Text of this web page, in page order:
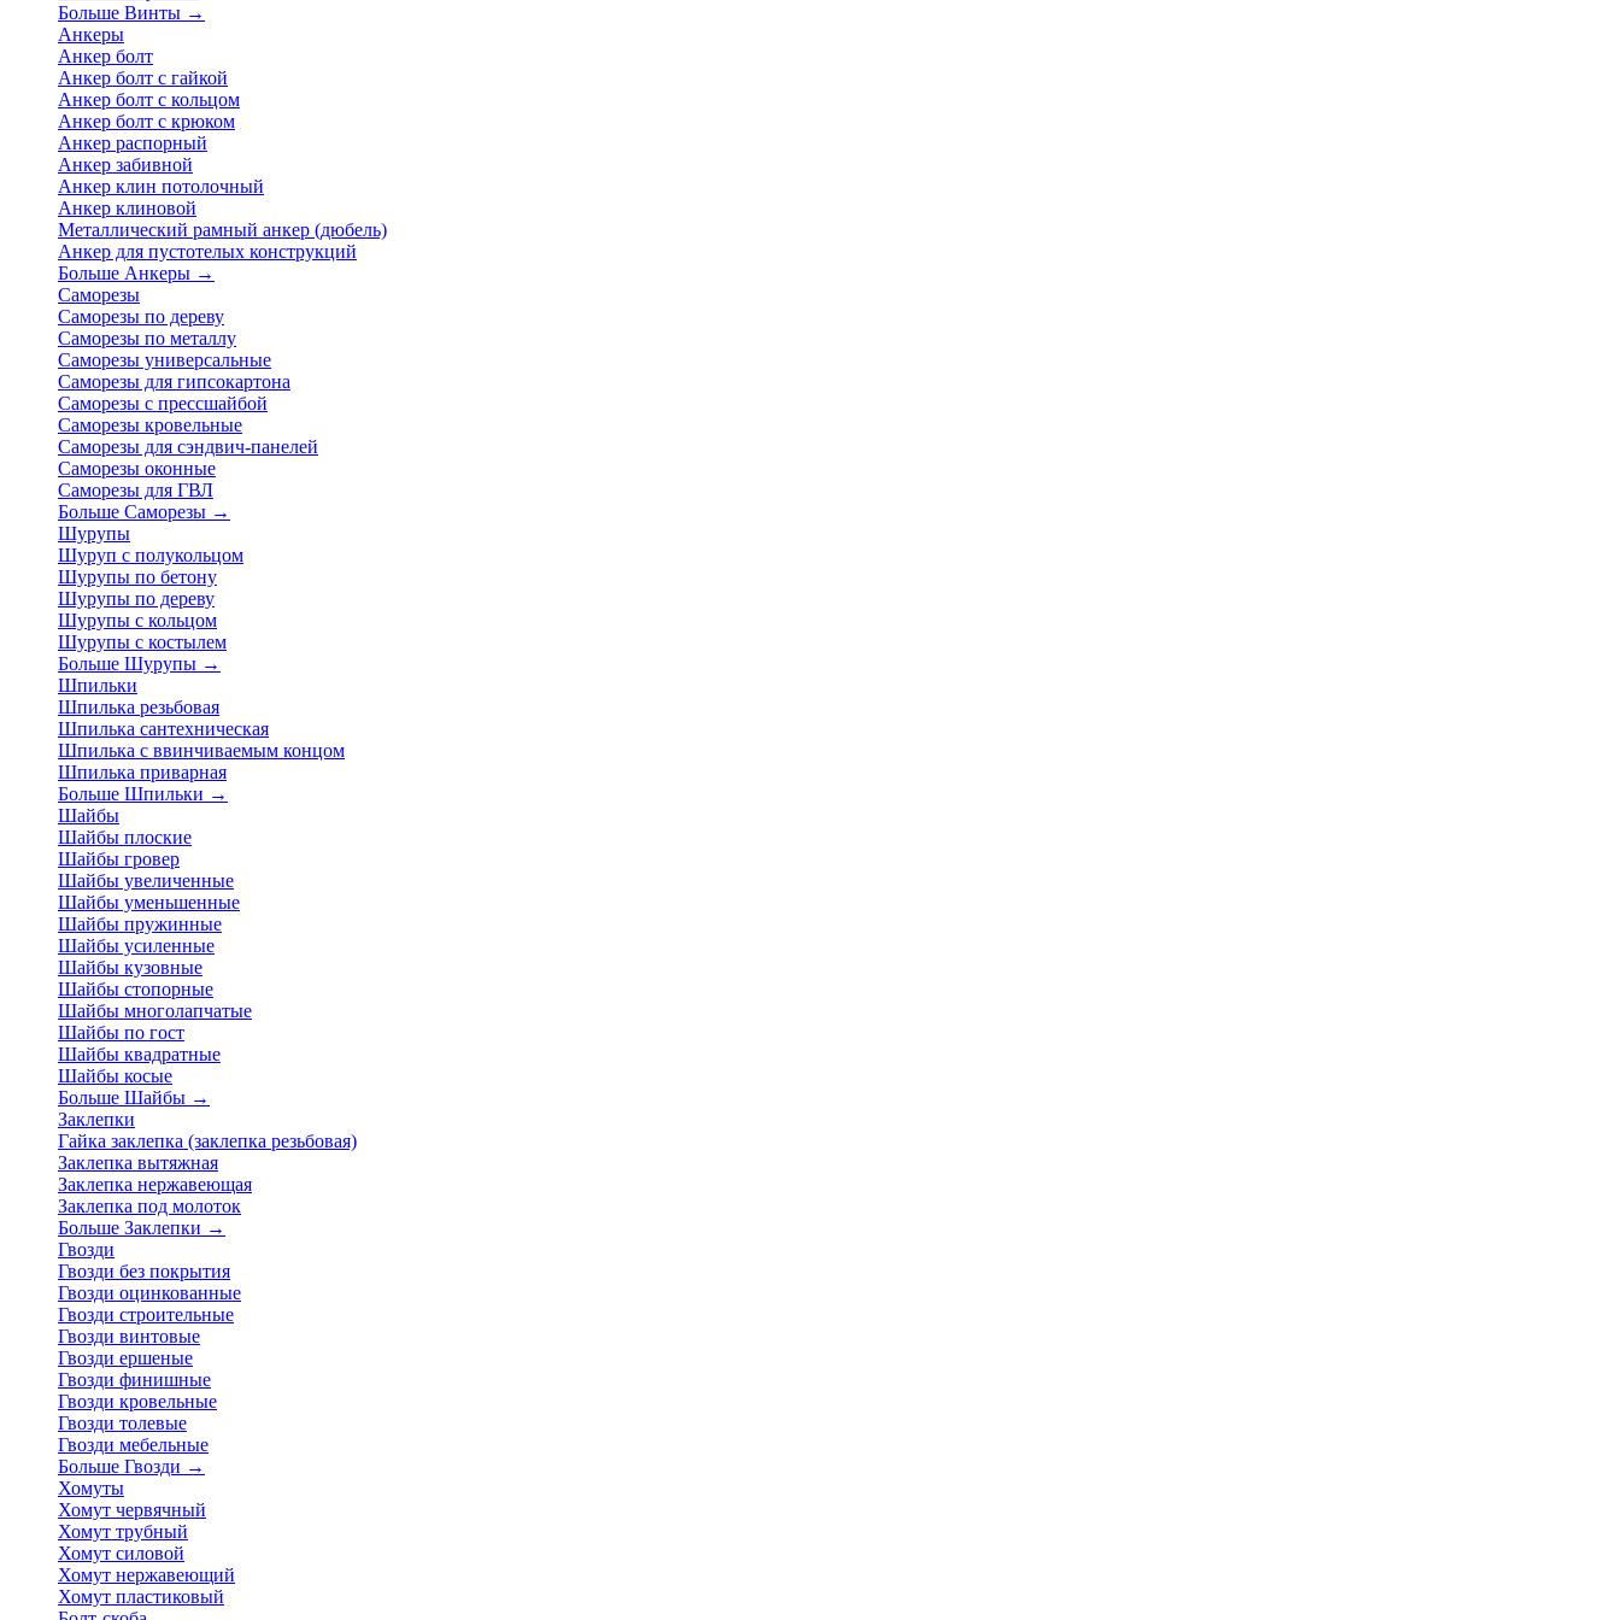
Больше Винты →
Анкеры
Анкер болт
Анкер болт с гайкой
Анкер болт с кольцом
Анкер болт с крюком
Анкер распорный
Анкер забивной
Анкер клин потолочный
Анкер клиновой
Металлический рамный анкер (дюбель)
Анкер для пустотелых конструкций
Больше Анкеры →
Саморезы
Саморезы по дереву
Саморезы по металлу
Саморезы универсальные
Саморезы для гипсокартона
Саморезы с прессшайбой
Саморезы кровельные
Саморезы для сэндвич-панелей
Саморезы оконные
Саморезы для ГВЛ
Больше Саморезы →
Шурупы
Шуруп с полукольцом
Шурупы по бетону
Шурупы по дереву
Шурупы с кольцом
Шурупы с костылем
Больше Шурупы →
Шпильки
Шпилька резьбовая
Шпилька сантехническая
Шпилька с ввинчиваемым концом
Шпилька приварная
Больше Шпильки →
Шайбы
Шайбы плоские
Шайбы гровер
Шайбы увеличенные
Шайбы уменьшенные
Шайбы пружинные
Шайбы усиленные
Шайбы кузовные
Шайбы стопорные
Шайбы многолапчатые
Шайбы по гост
Шайбы квадратные
Шайбы косые
Больше Шайбы →
Заклепки
Гайка заклепка (заклепка резьбовая)
Заклепка вытяжная
Заклепка нержавеющая
Заклепка под молоток
Больше Заклепки →
Гвозди
Гвозди без покрытия
Гвозди оцинкованные
Гвозди строительные
Гвозди винтовые
Гвозди ершеные
Гвозди финишные
Гвозди кровельные
Гвозди толевые
Гвозди мебельные
Больше Гвозди →
Хомуты
Хомут червячный
Хомут трубный
Хомут силовой
Хомут нержавеющий
Хомут пластиковый